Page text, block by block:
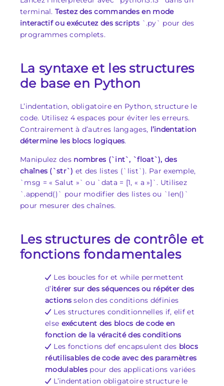
terminal. Testez des commandes en mode
interactif ou exécutez des scripts `.py` pour des
programmes complets.
La syntaxe et les structures
de base en Python
L’indentation, obligatoire en Python, structure le
code. Utilisez 4 espaces pour éviter les erreurs.
Contrairement à d’autres langages, l’indentation
détermine les blocs logiques.
Manipulez des nombres (`int`, `float`), des
chaînes (`str`) et des listes (`list`). Par exemple,
`msg = « Salut »` ou `data = [1, « a »]`. Utilisez
`.append()` pour modifier des listes ou `len()`
pour mesurer des chaînes.
Les structures de contrôle et
fonctions fondamentales
Les boucles for et while permettent
d’itérer sur des séquences ou répéter des
actions selon des conditions définies
Les structures conditionnelles if, elif et
else exécutent des blocs de code en
fonction de la véracité des conditions
Les fonctions def encapsulent des blocs
réutilisables de code avec des paramètres
modulables pour des applications variées
L’indentation obligatoire structure le